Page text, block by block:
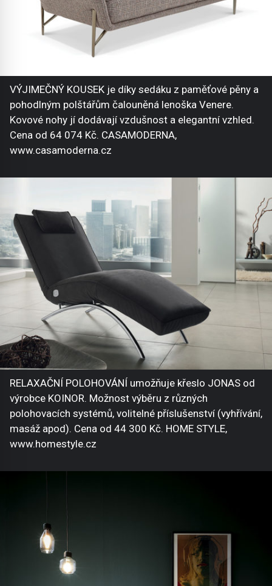
VÝJIMEČNÝ KOUSEK je díky sedáku z paměťové pěny a
pohodlným polštářům čalouněná lenoška Venere.
Kovové nohy jí dodávají vzdušnost a elegantní vzhled.
Cena od 64 074 Kč. CASAMODERNA,
www.casamoderna.cz
RELAXAČNÍ POLOHOVÁNÍ umožňuje křeslo JONAS od
výrobce KOINOR. Možnost výběru z různých
polohovacích systémů, volitelné příslušenství (vyhřívání,
masáž apod). Cena od 44 300 Kč. HOME STYLE,
www.homestyle.cz